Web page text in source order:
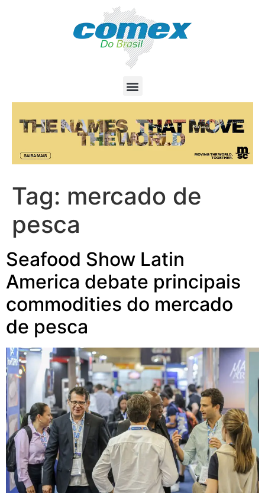
Tag: mercado de
pesca
Seafood Show Latin
America debate principais
commodities do mercado
de pesca